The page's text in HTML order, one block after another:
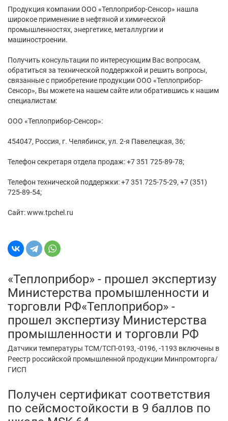
Продукция компании ООО «Теплоприбор-Сенсор» нашла
широкое применение в нефтяной и химической
промышленностях, энергетике, металлургии и
машиностроении.
Получить консультации по интересующим Вас вопросам,
обратиться за технической поддержкой и решить вопросы,
связанные с приобретение продукции ООО «Теплоприбор-
Сенсор», Вы можете на нашем сайте или обратившись к нашим
специалистам:
ООО «Теплоприбор-Сенсор»:
454047, Россия, г. Челябинск, ул. 2-я Павелецкая, 36;
Телефон секретаря отдела продаж: +7 351 725-89-78;
Телефон технической поддержки: +7 351 725-75-29, +7 (351)
725-89-54;
Сайт: www.tpchel.ru
«Теплоприбор» - прошел экспертизу
Министерства промышленности и
торговли РФ«Теплоприбор» -
прошел экспертизу Министерства
промышленности и торговли РФ
Датчики температуры ТСМ/ТСП-0193, -0196, -1193 включены в
Реестр российской промышленной продукции Минпромторга/
ГИСП
Получен сертификат соответствия
по сейсмостойкости в 9 баллов по